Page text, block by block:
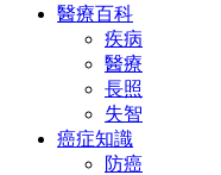
醫療百科
疾病
醫療
長照
失智
癌症知識
防癌